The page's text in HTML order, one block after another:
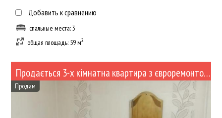
Добавить к сравнению
спальные места: 3
общая площадь: 59 м2
Продається 3-х кімнатна квартира з євроремонтом в районі ЗОШ2 (№480/122)
Продам